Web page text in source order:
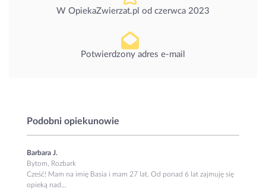
W OpiekaZwierzat.pl od czerwca 2023
Potwierdzony adres e-mail
Podobni opiekunowie
Barbara J.
Bytom, Rozbark
Cześć! Mam na imię Basia i mam 27 lat. Od ponad 6 lat zajmuję się
opieką nad...